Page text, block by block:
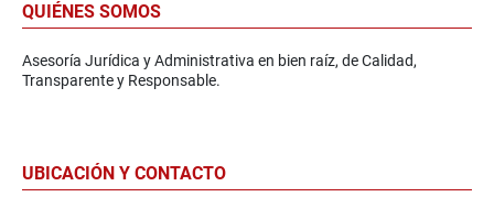
QUIÉNES SOMOS
Asesoría Jurídica y Administrativa en bien raíz, de Calidad,
Transparente y Responsable.
UBICACIÓN Y CONTACTO